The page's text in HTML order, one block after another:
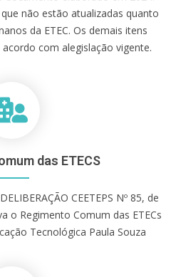
não estão atualizadas quanto
da ETEC. Os demais itens
com alegislação vigente.
das ETECS
CEETEPS Nº 85, de
o Regimento Comum das ETECs
Tecnológica Paula Souza